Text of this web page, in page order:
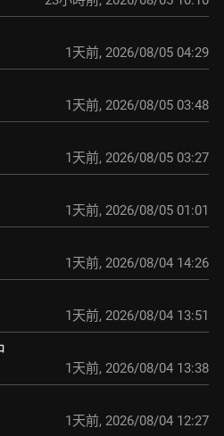
1天前, 2026/08/05 04:29
1天前, 2026/08/05 03:48
1天前, 2026/08/05 03:27
1天前, 2026/08/05 01:01
1天前, 2026/08/04 14:26
1天前, 2026/08/04 13:51
1天前, 2026/08/04 13:38
1天前, 2026/08/04 12:27